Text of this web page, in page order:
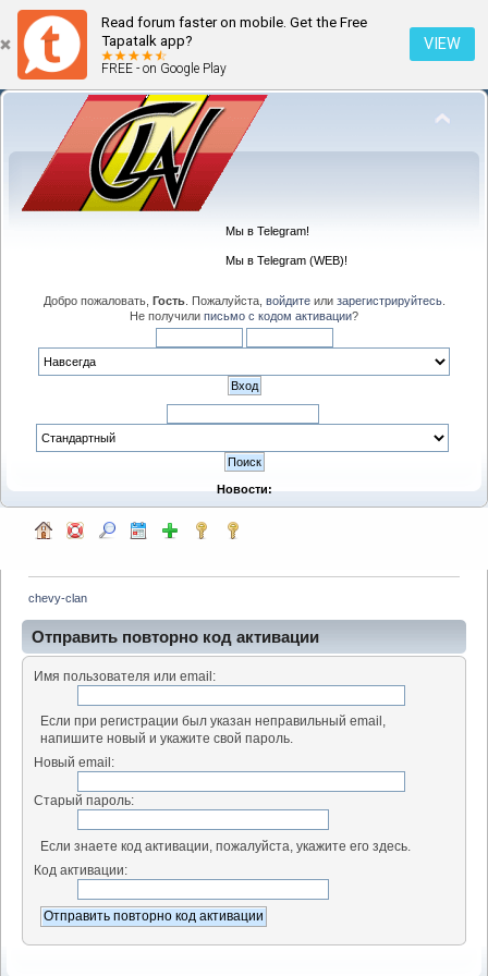
Read forum faster on mobile. Get the Free
Tapatalk app?
FREE - on Google Play
VIEW
Мы в Telegram!
Мы в Telegram (WEB)!
Добро пожаловать, Гость. Пожалуйста, войдитеили зарегистрируйтесь.
Не получили письмо с кодом активации?
Новости:
chevy-clan
Отправить повторно код активации
Имя пользователя или email:
Если при регистрации был указан неправильный email,
напишите новый и укажите свой пароль.
Новый email:
Старый пароль:
Если знаете код активации, пожалуйста, укажите его здесь.
Код активации: